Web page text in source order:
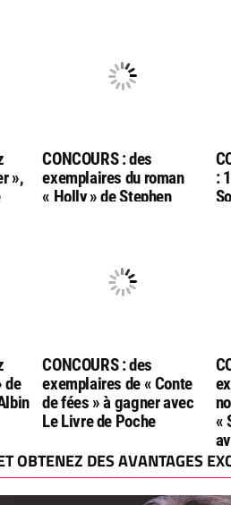
»,
CONCOURS : des
exemplaires du roman
« Holly » de Stephen
:
de
CONCOURS : des
exemplaires de « Conte
de fées » à gagner avec
Le Livre de Poche
«
OBTENEZ DES AVANTAGES